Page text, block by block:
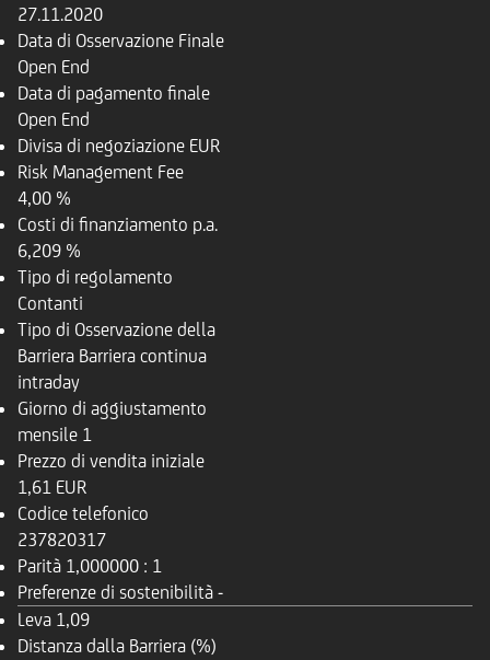
27.11.2020
Data di Osservazione Finale
Open End
Data di pagamento finale
Open End
Divisa di negoziazione EUR
Risk Management Fee
4,00 %
Costi di finanziamento p.a.
6,209 %
Tipo di regolamento
Contanti
Tipo di Osservazione della
Barriera Barriera continua
intraday
Giorno di aggiustamento
mensile 1
Prezzo di vendita iniziale
1,61 EUR
Codice telefonico
237820317
Parità 1,000000 : 1
Preferenze di sostenibilità -
Leva 1,09
Distanza dalla Barriera (%)